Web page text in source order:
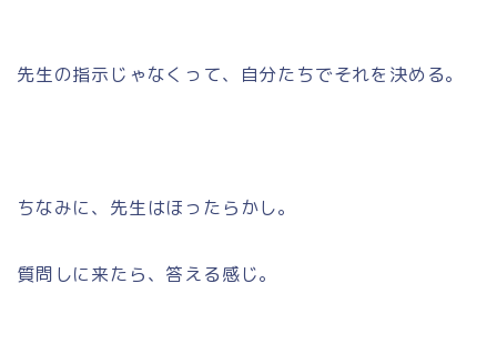
先生の指示じゃなくって、自分たちでそれを決める。
ちなみに、先生はほったらかし。
質問しに来たら、答える感じ。